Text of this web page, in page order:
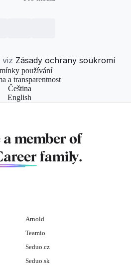
viz Zásady ochrany soukromí
používání
a transparentnost
Čeština
English
a member of
family.
Arnold
Teamio
Seduo.cz
Seduo.sk